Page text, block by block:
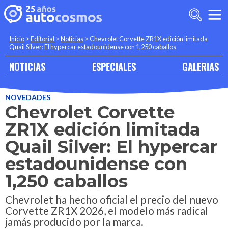
Inicio >Editorial >Noticias >Chevrolet Corvette ZR1X edición limitada
Quail Silver: El hypercar estadounidense con 1,250 caballos
NOTICIAS ESPECIALES GALERIAS
NOVEDADES
Chevrolet Corvette
ZR1X edición limitada
Quail Silver: El hypercar
estadounidense con
1,250 caballos
Chevrolet ha hecho oficial el precio del nuevo
Corvette ZR1X 2026, el modelo más radical
jamás producido por la marca.